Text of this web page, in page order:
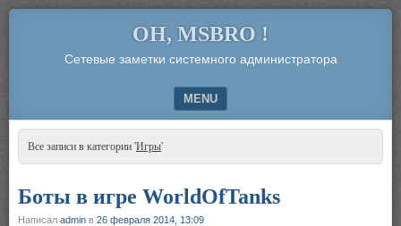
OH, MSBRO !
Сетевые заметки системного администратора
MENU
SKIP TO CONTENT
Все записи в категории 'Игры'
Боты в игре WorldOfTanks
Написал admin в 26 февраля 2014, 13:09